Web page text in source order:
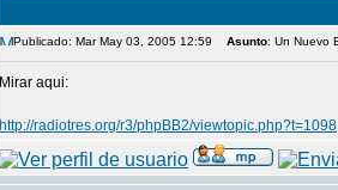
Publicado: Mar May 03, 2005 12:59 Asunto: Un Nuevo
Mirar aqui:
http://radiotres.org/r3/phpBB2/viewtopic.php?t=1098